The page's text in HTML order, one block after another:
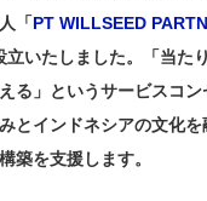
「PT WILLSEED
立いたしました。「当た
る」というサービスコ
とインドネシアの文化
築を支援します。